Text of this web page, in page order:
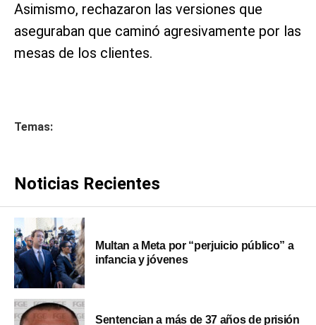
Asimismo, rechazaron las versiones que
aseguraban que caminó agresivamente por las
mesas de los clientes.
Temas:
Noticias Recientes
Multan a Meta por “perjuicio público” a
infancia y jóvenes
Sentencian a más de 37 años de prisión